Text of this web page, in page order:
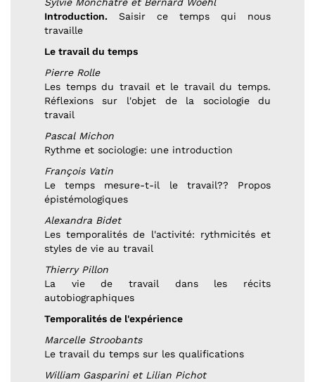
Sylvie Monchatre et Bernard Woehl
Introduction. Saisir ce temps qui nous
travaille
Le travail du temps
Pierre Rolle
Les temps du travail et le travail du temps.
Réflexions sur l'objet de la sociologie du
travail
Pascal Michon
Rythme et sociologie: une introduction
François Vatin
Le temps mesure-t-il le travail?? Propos
épistémologiques
Alexandra Bidet
Les temporalités de l'activité: rythmicités et
styles de vie au travail
Thierry Pillon
La vie de travail dans les récits
autobiographiques
Temporalités de l'expérience
Marcelle Stroobants
Le travail du temps sur les qualifications
William Gasparini et Lilian Pichot